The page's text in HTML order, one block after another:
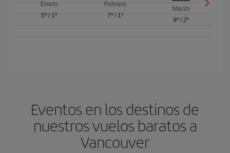
Enero
5º/ 1º
Febrero
7º/ 1º
Marzo
9º /2º
Eventos en los destinos de
nuestros vuelos baratos a
Vancouver